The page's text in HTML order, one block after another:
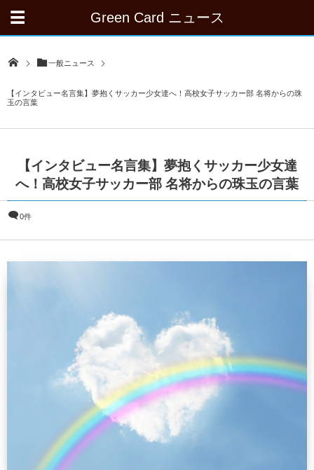
Green Card ニュース
一般ニュース
【インタビュー名言集】夢抱くサッカー少女達へ！高校女子サッカー部 名将からの珠
玉の言葉
【インタビュー名言集】夢抱くサッカー少女達
へ！高校女子サッカー部 名将からの珠玉の言葉
0件